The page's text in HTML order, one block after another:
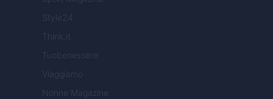
Style24
Think.it
Tuobenessere
Viaggiamo
Nonne Magazine